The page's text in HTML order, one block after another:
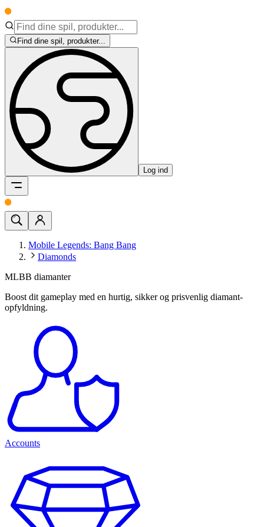
Find dine spil, produkter...
Log ind
Mobile Legends: Bang Bang
Diamonds
MLBB diamanter
Boost dit gameplay med en hurtig, sikker og prisvenlig diamant-
opfyldning.
Accounts